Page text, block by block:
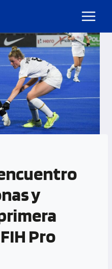
y
Pro